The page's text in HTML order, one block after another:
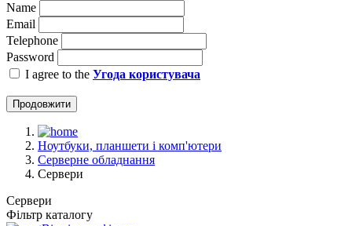
Name
Email
Telephone
Password
I agree to the Угода користувача
Продовжити
Ноутбуки, планшети і комп'ютери
Серверне обладнання
Сервери
Сервери
Фільтр каталогу